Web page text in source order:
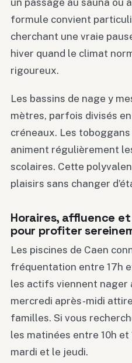
un passage au sauna ou
formule convient
cherchant une vraie
hiver quand le climat
rigoureux.
Les bassins de nage y
mètres, parfois divisés
créneaux. Les
animent régulièrement
scolaires. Cette
plaisirs sans changer
Horaires, affluence
pour profiter
Les piscines de Caen
fréquentation entre 17h
les actifs viennent nager
mercredi après-midi
familles. Si vous
les matinées entre 10h
mardi et le jeudi.